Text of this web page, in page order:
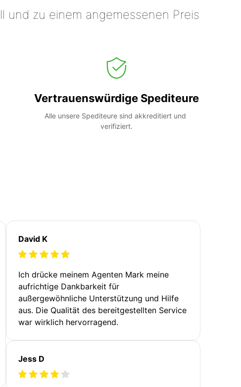
und zu einem angemessenen Preis
Vertrauenswürdige Spediteure
Alle unsere Spediteure sind akkreditiert und
verifiziert.
David K
Ich drücke meinem Agenten Mark meine
aufrichtige Dankbarkeit für
außergewöhnliche Unterstützung und Hilfe
aus. Die Qualität des bereitgestellten Service
war wirklich hervorragend.
Jess D